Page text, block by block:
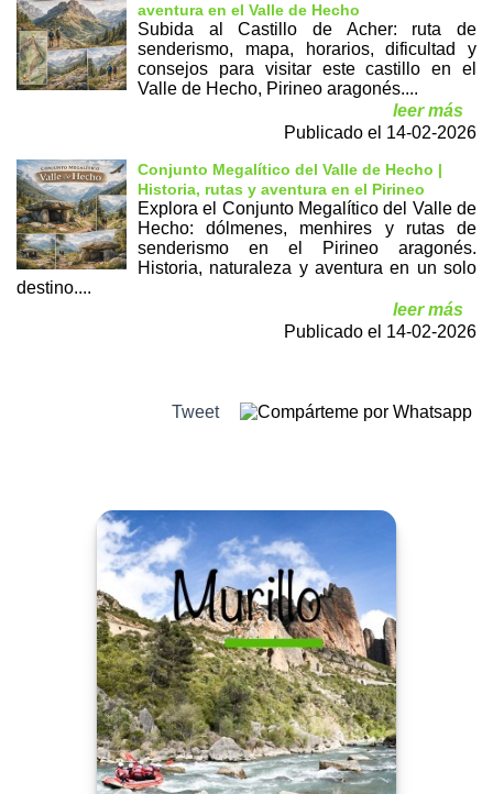
aventura en el Valle de Hecho
Subida al Castillo de Acher: ruta de
senderismo, mapa, horarios, dificultad y
consejos para visitar este castillo en el
Valle de Hecho, Pirineo aragonés....
leer más
Publicado el 14-02-2026
Conjunto Megalítico del Valle de Hecho |
Historia, rutas y aventura en el Pirineo
Explora el Conjunto Megalítico del Valle de
Hecho: dólmenes, menhires y rutas de
senderismo en el Pirineo aragonés.
Historia, naturaleza y aventura en un solo
destino....
leer más
Publicado el 14-02-2026
Tweet